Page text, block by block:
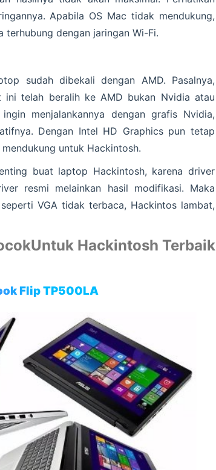
Apabila OS Mac tidak mendukung,
dengan jaringan Wi-Fi.
sudah dibekali dengan AMD. Pasalnya,
ini telah beralih ke AMD bukan Nvidia atau
menjalankannya dengan grafis Nvidia,
Dengan Intel HD Graphics pun tetap
untuk Hackintosh.
buat laptop Hackintosh, karena driver
resmi melainkan hasil modifikasi. Maka
VGA tidak terbaca, Hackintos lambat,
Hackintosh Terbaik
Flip TP500LA